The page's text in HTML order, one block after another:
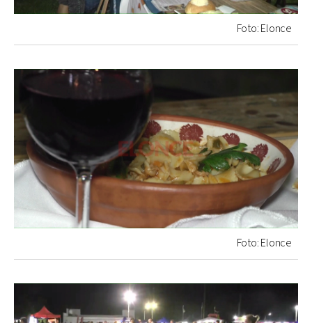
Foto: Elonce
Foto: Elonce